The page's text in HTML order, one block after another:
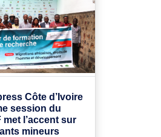
Côte d’Ivoire
session du
met l’accent sur
mineurs